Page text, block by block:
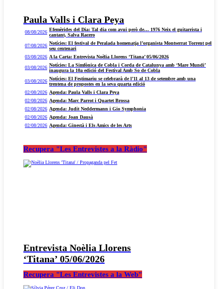
Paula Valls i Clara Peya
08/08/2026 Efemèrides del Dia: Tal dia com avui però de… 1976 Neix el guitarrista i
cantant, Salva Racero
07/08/2026 Notícies: El festival de Peralada homenatja l’organista Montserrat Torrent pel
seu centenari
03/08/2026 A la Carta: Entrevista Noèlia Llorens ‘Titana’ 05/06/2026
03/08/2026 Notícies: La Simfònica de Cobla i Corda de Catalunya amb ‘Mare Mundi’
inaugura la 10a edició del Festival Amb So de Cobla
03/08/2026 Notícies: El Festimariu se celebrarà de l’11 al 13 de setembre amb una
trentena de propostes en la seva quarta edició
02/08/2026 Agenda: Paula Valls i Clara Peya
02/08/2026 Agenda: Marc Parrot i Quartet Brossa
02/08/2026 Agenda: Judit Neddermann i Gio Symphonia
02/08/2026 Agenda: Joan Dausà
02/08/2026 Agenda: Ginestà i Els Amics de les Arts
Recupera "Les Entrevistes a la Ràdio"
Entrevista Noèlia Llorens
‘Titana’ 05/06/2026
Recupera "Les Entrevistes a la Web"